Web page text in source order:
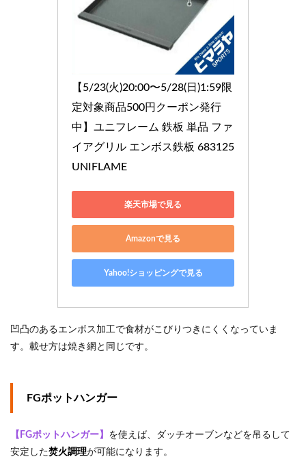
【5/23(火)20:00〜5/28(日)1:59限
定対象商品500円クーポン発行
中】ユニフレーム 鉄板 単品 ファ
イアグリル エンボス鉄板 683125
UNIFLAME
楽天市場で見る
Amazonで見る
Yahoo!ショッピングで見る
凹凸のあるエンボス加工で食材がこびりつきにくくなっていま
す。載せ方は焼き網と同じです。
FGポットハンガー
【FGポットハンガー】 を使えば、ダッチオーブンなどを吊るして
安定した焚火調理が可能になります。